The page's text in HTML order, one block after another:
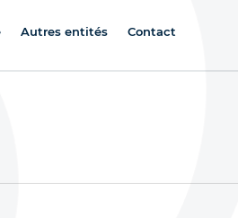
Autres entités Contact